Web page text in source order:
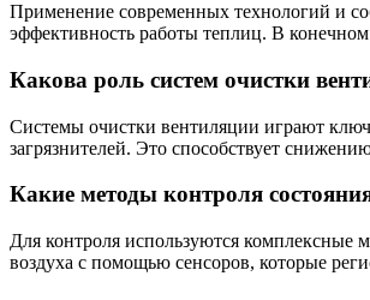
Применение современных технологий и
эффективность работы теплиц. В
Какова роль систем очистки
Системы очистки вентиляции играют
загрязнителей. Это способствует
Какие методы контроля
Для контроля используются комплексные
воздуха с помощью сенсоров, которые